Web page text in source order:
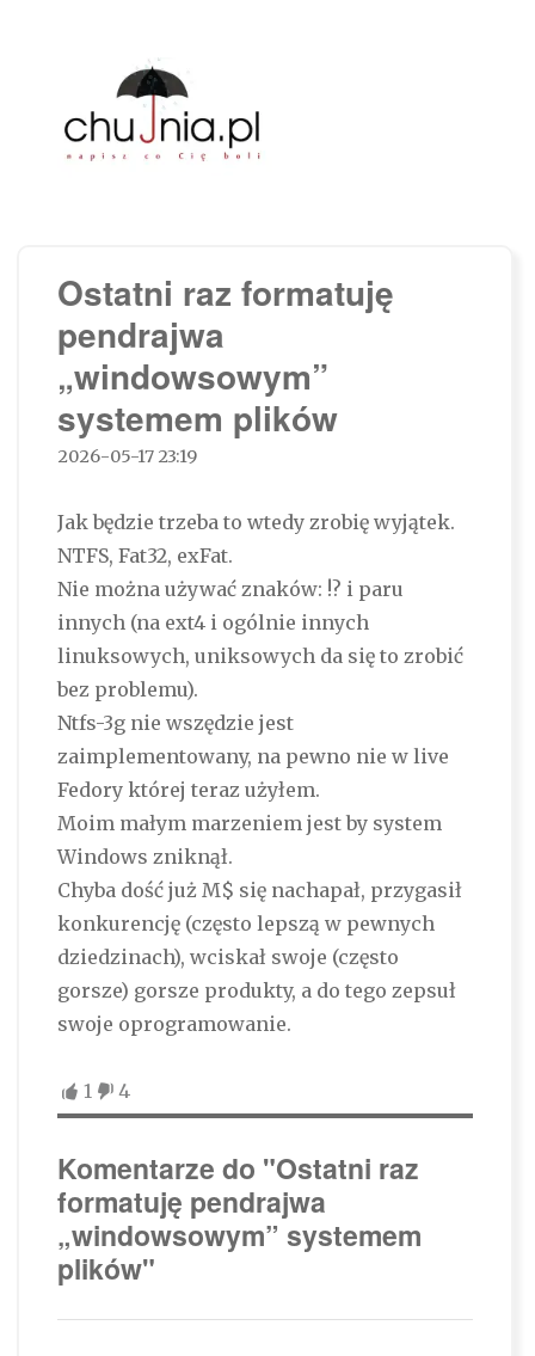
Ostatni raz formatuję
pendrajwa
„windowsowym”
systemem plików
2026-05-17 23:19
Jak będzie trzeba to wtedy zrobię wyjątek.
NTFS, Fat32, exFat.
Nie można używać znaków: !? i paru
innych (na ext4 i ogólnie innych
linuksowych, uniksowych da się to zrobić
bez problemu).
Ntfs-3g nie wszędzie jest
zaimplementowany, na pewno nie w live
Fedory której teraz użyłem.
Moim małym marzeniem jest by system
Windows zniknął.
Chyba dość już M$ się nachapał, przygasił
konkurencję (często lepszą w pewnych
dziedzinach), wciskał swoje (często
gorsze) gorsze produkty, a do tego zepsuł
swoje oprogramowanie.
1 4
Komentarze do "Ostatni raz
formatuję pendrajwa
„windowsowym” systemem
plików"